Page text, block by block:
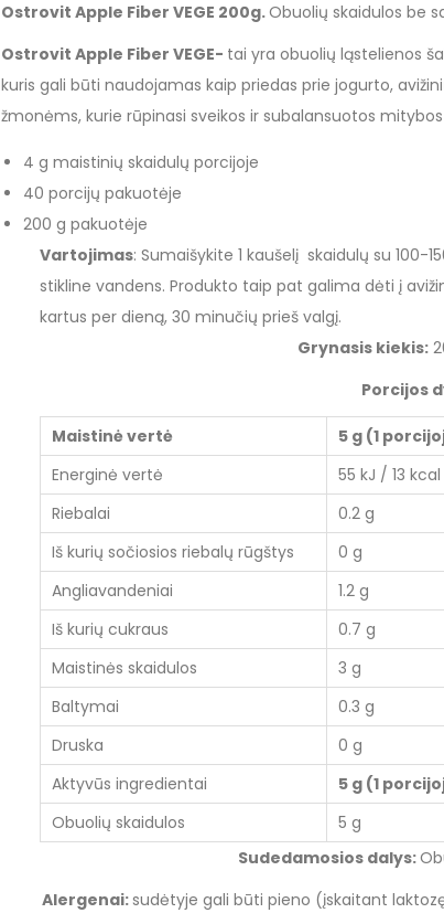
Ostrovit Apple Fiber VEGE 200g.Obuolių skaidulos be
Ostrovit Apple Fiber VEGE- tai yra obuolių ląstelienos
kuris gali būti naudojamas kaip priedas prie jogurto,
žmonėms, kurie rūpinasi sveikos ir subalansuotos
4 g maistinių skaidulų porcijoje
40 porcijų pakuotėje
200 g pakuotėje
Vartojimas: Sumaišykite 1 kaušelį skaidulų su 100-
stikline vandens. Produkto taip pat galima dėti į
kartus per dieną, 30 minučių prieš valgį.
Grynasis kiekis:
Porcijos
Maistinė vertė 5 g (1
Energinė vertė
55 kJ / 13 kcal
Riebalai
0.2 g
Iš kurių sočiosios riebalų rūgštys
0 g
Angliavandeniai
1.2 g
Iš kurių cukraus
0.7 g
Maistinės skaidulos
3 g
Baltymai
0.3 g
Druska
0 g
Aktyvūs ingredientai
5 g (1
Obuolių skaidulos
5 g
Sudedamosios dalys:
Alergenai:sudėtyje gali būti pieno (įskaitant